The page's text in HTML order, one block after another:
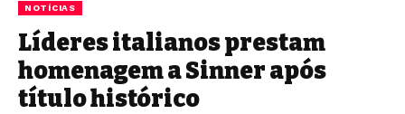
NOTÍCIAS
Líderes italianos prestam
homenagem a Sinner após
título histórico